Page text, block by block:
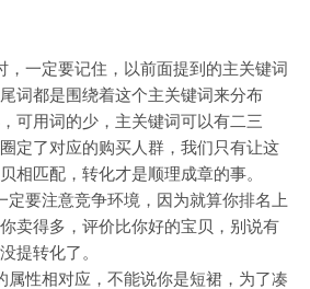
一定要记住，以前面提到的主关键词
词都是围绕着这个主关键词来分布
可用词的少，主关键词可以有二三
定了对应的购买人群，我们只有让这
相匹配，转化才是顺理成章的事。
要注意竞争环境，因为就算你排名上
卖得多，评价比你好的宝贝，别说有
提转化了。
性相对应，不能说你是短裙，为了凑